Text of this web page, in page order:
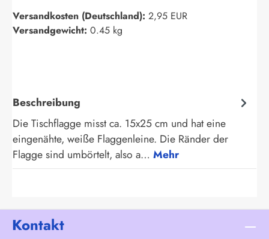
Versandkosten (Deutschland): 2,95 EUR
Versandgewicht: 0.45 kg
Beschreibung
Die Tischflagge misst ca. 15x25 cm und hat eine
eingenähte, weiße Flaggenleine. Die Ränder der
Flagge sind umbörtelt, also a… Mehr
Kontakt